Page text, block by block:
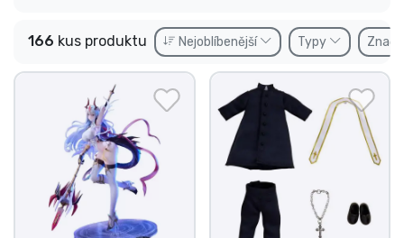
166 kus produktu Nejoblíbenější Typy
Outlet produkty
Doprava a platba
Seriálové věci
Filmové věci
Úžasné věci